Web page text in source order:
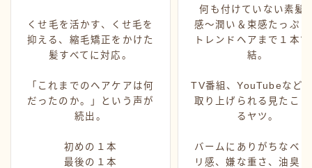
くせ毛を活かす、くせ毛を
抑える、縮毛矯正をかけた
髪すべてに対応。
「これまでのヘアケアは何
だったのか。」という声が
続出。
初めの１本
最後の１本
何も付けていない素髪
感〜潤い＆束感たっぷ
トレンドヘアまで１本
結。
TV番組、YouTubeなど
取り上げられる見たこ
るヤツ。
バームにありがちなベ
リ感、嫌な重さ、油臭